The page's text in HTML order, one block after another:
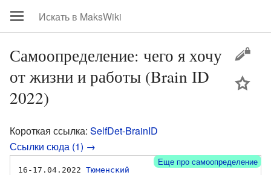
Самоопределение: чего я хочу
от жизни и работы (Brain ID
2022)
Короткая ссылка: SelfDet-BrainID
Ссылки сюда (1) →
Еще про самоопределение
16-17.04.2022 Тюменский